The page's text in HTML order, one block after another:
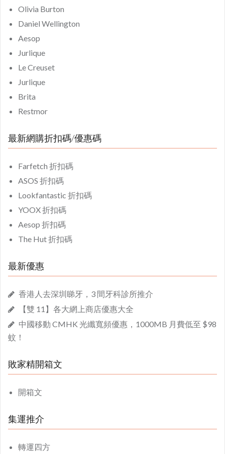
Olivia Burton
Daniel Wellington
Aesop
Jurlique
Le Creuset
Jurlique
Brita
Restmor
最新網購折扣碼/優惠碼
Farfetch 折扣碼
ASOS 折扣碼
Lookfantastic 折扣碼
YOOX 折扣碼
Aesop 折扣碼
The Hut 折扣碼
最新優惠
香港人去深圳睇牙，3 間牙科診所推介
【雙 11】各大網上商店優惠大全
中國移動 CMHK 光纖寬頻優惠，1000MB 月費低至 $98
蚊！
敗家精開箱文
開箱文
集運推介
轉運四方